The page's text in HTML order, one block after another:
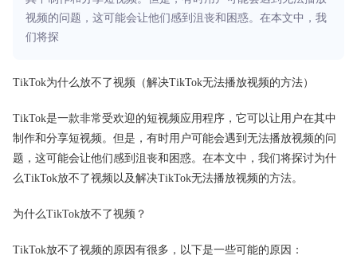
视频的问题，这可能会让他们感到沮丧和困惑。在本文中，我
们将探
TikTok为什么放不了视频（解决TikTok无法播放视频的方法）
TikTok是一款非常受欢迎的短视频应用程序，它可以让用户在其中
制作和分享短视频。但是，有时用户可能会遇到无法播放视频的问
题，这可能会让他们感到沮丧和困惑。在本文中，我们将探讨为什
么TikTok放不了视频以及解决TikTok无法播放视频的方法。
为什么TikTok放不了视频？
TikTok放不了视频的原因有很多，以下是一些可能的原因：